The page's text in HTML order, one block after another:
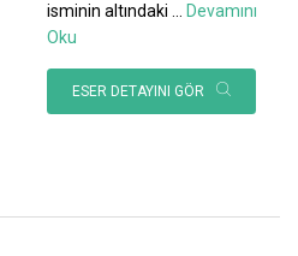
isminin altındaki
Devamını
Oku
ESER DETAYINI GÖR